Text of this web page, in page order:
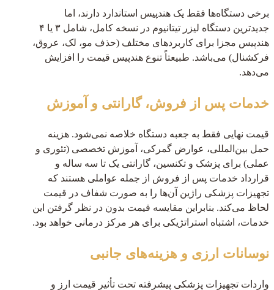
برخی دستگاه‌ها فقط یک هندپیس استاندارد دارند، اما
جدیدترین دستگاه لیزر تیتانیوم در نسخه کامل، شامل ۳ یا ۴
هندپیس مجزا برای کاربردهای مختلف (حذف مو، لک، عروق،
فرکشنال) می‌باشد. طبیعتاً تنوع هندپیس قیمت را افزایش
می‌دهد.
خدمات پس از فروش، گارانتی و آموزش
قیمت نهایی فقط به جعبه دستگاه خلاصه نمی‌شود. هزینه
حمل بین‌المللی، عوارض گمرکی، آموزش تخصصی (تئوری و
عملی) برای پزشک و تکنسین، گارانتی یک تا سه ساله و
قرارداد خدمات پس از فروش از جمله عواملی هستند که
تجهیزات پزشکی راژین آن‌ها را به صورت شفاف در قیمت
لحاظ می‌کند. بنابراین مقایسه قیمت بدون در نظر گرفتن این
خدمات، اشتباه استراتژیکی برای هر مرکز درمانی خواهد بود.
نوسانات ارزی و هزینه‌های جانبی
واردات تجهیزات پزشکی پیشرفته تحت تأثیر قیمت ارز و